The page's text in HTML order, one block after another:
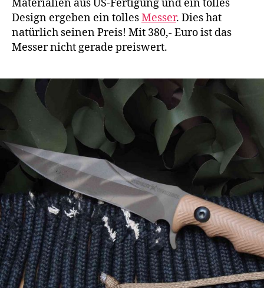
Materialien aus US-Fertigung und ein tolles
Design ergeben ein tollesMesser. Dies hat
natürlich seinen Preis! Mit 380,- Euro ist das
Messer nicht gerade preiswert.